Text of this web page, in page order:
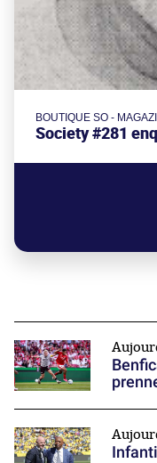
BOUTIQUE SO -
Society #281